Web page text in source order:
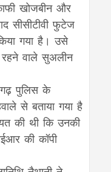
खोजबीन और
सीसीटीवी फुटेज
गया है। उसे
वाले सुअलीन
पुलिस के
से बताया गया है
की थी कि उनकी
की कॉपी